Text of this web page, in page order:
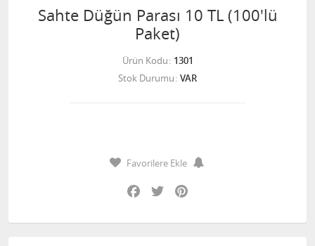
Sahte Düğün Parası 10 TL (100'lü
Paket)
Ürün Kodu 1301
Stok Durumu VAR
Favorilere Ekle
Facebook
Twitter